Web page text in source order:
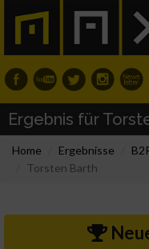
Ergebnis für
Home Ergebnisse
Torsten Barth